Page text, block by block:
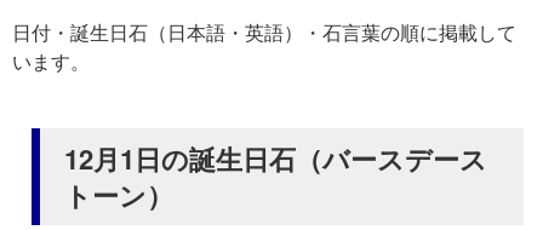
日付・誕生日石（日本語・英語）・石言葉の順に掲載して
います。
12月1日の誕生日石（バースデース
トーン）